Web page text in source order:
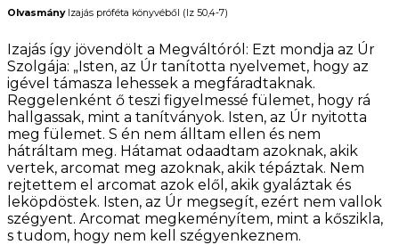
OlvasmányIzajás próféta könyvéből (Iz 50,4-7)
Izajás így jövendölt a Megváltóról: Ezt mondja az Úr
Szolgája: „Isten, az Úr tanította nyelvemet, hogy az
igével támasza lehessek a megfáradtaknak.
Reggelenként ő teszi figyelmessé fülemet, hogy rá
hallgassak, mint a tanítványok. Isten, az Úr nyitotta
meg fülemet. S én nem álltam ellen és nem
hátráltam meg. Hátamat odaadtam azoknak, akik
vertek, arcomat meg azoknak, akik tépáztak. Nem
rejtettem el arcomat azok elől, akik gyaláztak és
leköpdöstek. Isten, az Úr megsegít, ezért nem vallok
szégyent. Arcomat megkeményítem, mint a kőszikla,
s tudom, hogy nem kell szégyenkeznem.